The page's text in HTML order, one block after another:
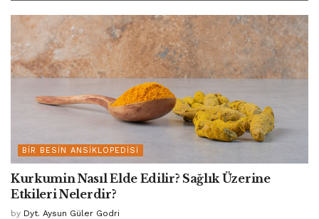
BIR BESIN ANSIKLOPEDISI
Kurkumin Nasıl Elde Edilir? Sağlık Üzerine
Etkileri Nelerdir?
by Dyt. Aysun Güler Godri